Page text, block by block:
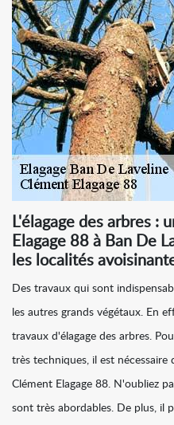
L'élagage des arbres :
Elagage 88 à Ban De
les localités
Des travaux qui sont
les autres grands végétaux. En
travaux d'élagage des arbres.
très techniques, il est
Clément Elagage 88. N'oubliez
sont très abordables. De plus, il